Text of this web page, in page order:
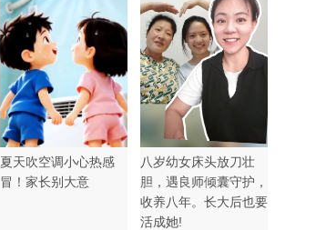
夏天吹空调小心热感
冒！家长别大意
八岁幼女床头放刀壮
胆，遇良师倾囊守护，
收养八年。长大后也要
活成她!